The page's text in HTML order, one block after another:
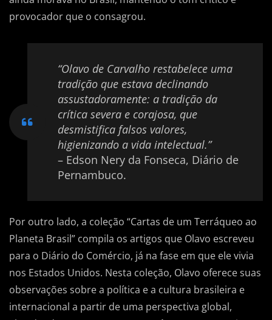
provocador que o consagrou.
“Olavo de Carvalho restabelece uma
tradição que estava declinando
assustadoramente: a tradição da
crítica severa e corajosa, que
desmistifica falsos valores,
higienizando a vida intelectual.”
– Edson Nery da Fonseca, Diário de
Pernambuco.
Por outro lado, a coleção “Cartas de um Terráqueo ao
Planeta Brasil” compila os artigos que Olavo escreveu
para o Diário do Comércio, já na fase em que ele vivia
nos Estados Unidos. Nesta coleção, Olavo oferece suas
observações sobre a política e a cultura brasileira e
internacional a partir de uma perspectiva global,